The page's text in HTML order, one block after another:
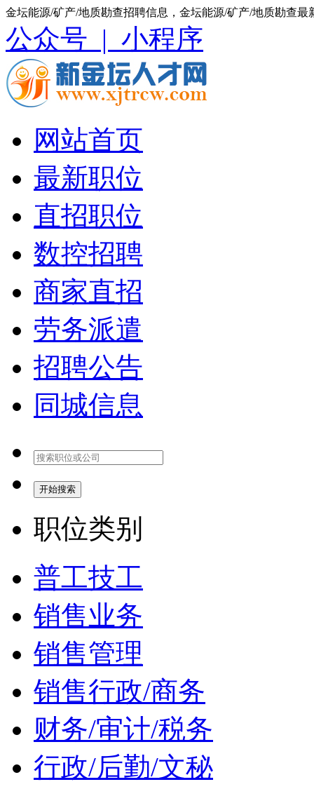
金坛能源/矿产/地质勘查招聘信息，金坛能源/矿产/地质勘查最
公众号 | 小程序
网站首页
最新职位
直招职位
数控招聘
商家直招
劳务派遣
招聘公告
同城信息
开始搜索
职位类别
普工技工
销售业务
销售管理
销售行政/商务
财务/审计/税务
行政/后勤/文秘